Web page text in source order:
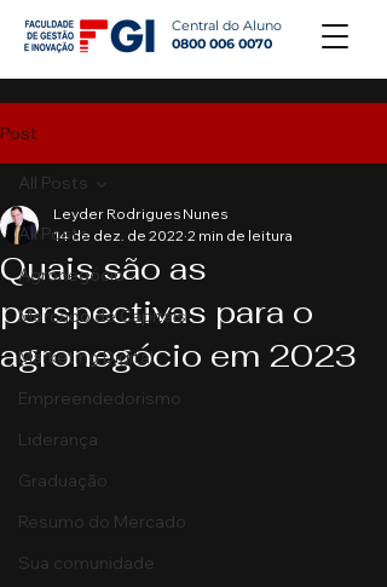
Central do Aluno
0800 006 0070
Post
All Posts
Agronegócio
Mercado de Capitais
Marketing Digital
Empreendedorismo
Liderança
Graduação
Resumo do Mercado
Sua comunidade
All Posts
Quais são as
perspectivas para o
agronegócio em 2023
Leyder Rodrigues Nunes
14 de dez. de 2022 2 min de leitura